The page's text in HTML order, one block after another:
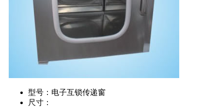
型号：电子互锁传递窗
尺寸：